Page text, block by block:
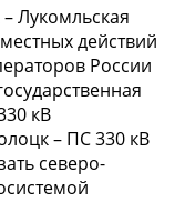
Лукомльская
действий
России
кВ
– ПС 330 кВ
северо-